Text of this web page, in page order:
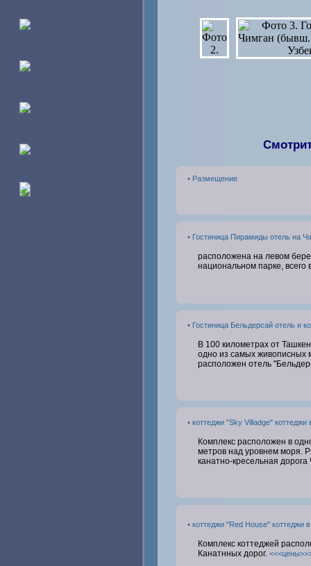
• Размещение
• Гостиница Пирамиды отель на
расположена на левом
национальном парке, всего
• Гостиница Бельдерсай отель и
В 100 километрах от
одно из самых живописных
расположен отель
• коттеджи "Sky Villadge" коттеджи
Комплекс расположен в
метров над уровнем моря.
канатно-кресельная
• коттеджи "Red House" коттеджи
Комплекс коттеджей
Канатнных дорог.